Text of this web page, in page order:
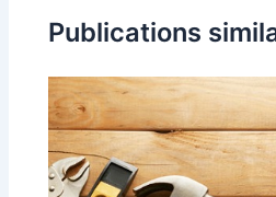
Publications